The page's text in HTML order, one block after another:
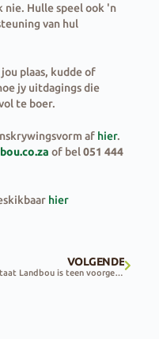
Hulle speel ook 'n
van hul
plaas, kudde of
jy uitdagings die
te boer.
af hier.
of bel051 444
hier
VOLGENDE
Vrystaat Landbou is teen voorgestelde Eskom-tariefverhogings